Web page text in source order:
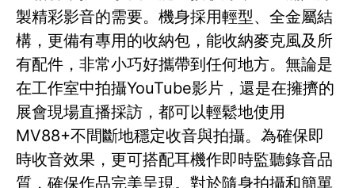
製精彩影音的需要。機身採用輕型、全金屬結
構，更備有專用的收納包，能收納麥克風及所
有配件，非常小巧好攜帶到任何地方。無論是
在工作室中拍攝YouTube影片，還是在擁擠的
展會現場直播採訪，都可以輕鬆地使用
MV88+不間斷地穩定收音與拍攝。為確保即
時收音效果，更可搭配耳機作即時監聽錄音品
質，確保作品完美呈現。對於隨身拍攝和簡單